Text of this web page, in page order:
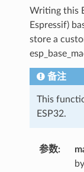
Writing this
Espressif)
store a
备注
This
ESP32.
参数